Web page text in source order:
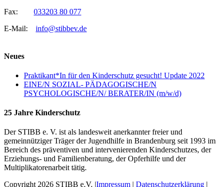
Fax: 033203 80 077
E-Mail: info@stibbev.de
Neues
Praktikant*In für den Kinderschutz gesucht! Update 2022
EINE/N SOZIAL- PÄDAGOGISCHE/N
PSYCHOLOGISCHE/N/ BERATER/IN (m/w/d)
25 Jahre Kinderschutz
Der STIBB e. V. ist als landesweit anerkannter freier und
gemeinnütziger Träger der Jugendhilfe in Brandenburg seit 1993 im
Bereich des präventiven und intervenierenden Kinderschutzes, der
Erziehungs- und Familienberatung, der Opferhilfe und der
Multiplikatorenarbeit tätig.
Copyright 2026 STIBB e.V. | Impressum Datenschutzerklärung